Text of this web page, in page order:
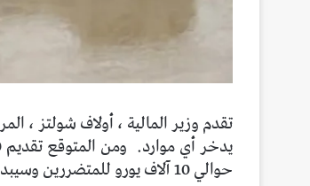
تقدم وزير المالية ، أولاف شولتز ،
يدخر أي موارد.
حوالي 10 آلاف يورو للمتضررين وسيبدأ دفعها في شهر يوليو